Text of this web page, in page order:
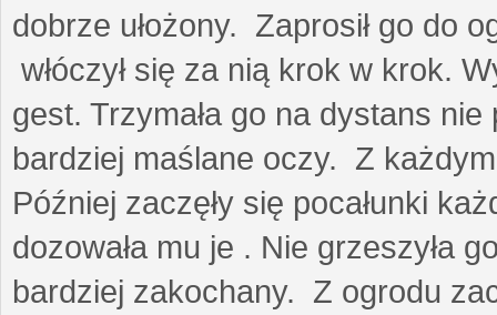
dobrze ułożony. Zaprosił go do
włóczył się za nią krok w krok.
gest. Trzymała go na dystans
bardziej maślane oczy. Z
Później zaczęły się pocałunki
dozowała mu je . Nie grzeszyła
bardziej zakochany. Z ogrodu